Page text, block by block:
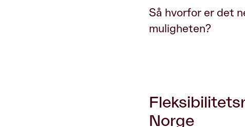
Så hvorfor er det
muligheten?
Norge